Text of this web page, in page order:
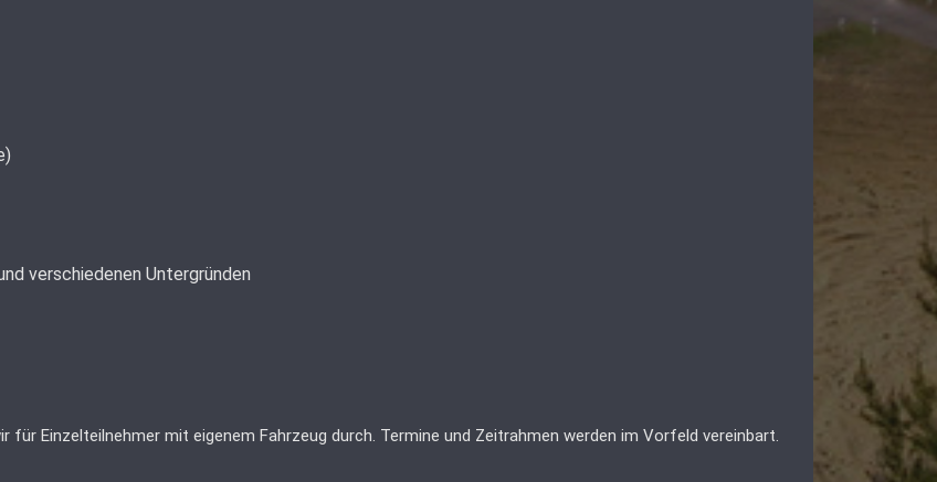
verschiedenen Untergründen
für Einzelteilnehmer mit eigenem Fahrzeug durch. Termine und Zeitrahmen werden im Vorfeld vereinbart.